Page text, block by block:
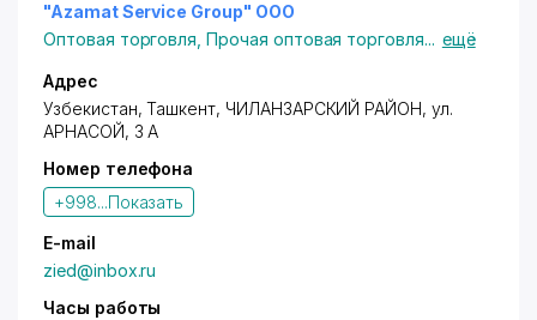
"Azamat Service Group" ООО
Оптовая торговля ,Прочая оптовая торговля... ещё
Адрес
Узбекистан,Ташкент, ЧИЛАНЗАРСКИЙ РАЙОН, ул.
АРНАСОЙ, 3 А
Номер телефона
+998...Показать
E-mail
zied@inbox.ru
Часы работы